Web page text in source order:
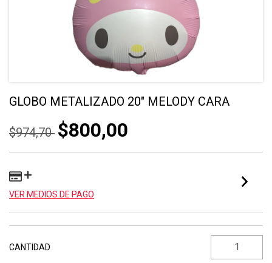
GLOBO METALIZADO 20" MELODY CARA
$974,70 $800,00
VER MEDIOS DE PAGO
CANTIDAD